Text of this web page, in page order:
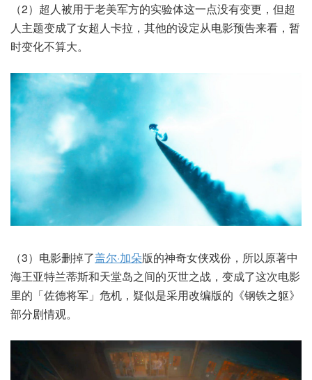
（2）超人被用于老美军方的实验体这一点没有变更，但超
人主题变成了女超人卡拉，其他的设定从电影预告来看，暂
时变化不算大。
（3）电影删掉了盖尔·加朵版的神奇女侠戏份，所以原著中
海王亚特兰蒂斯和天堂岛之间的灭世之战，变成了这次电影
里的「佐德将军」危机，疑似是采用改编版的《钢铁之躯》
部分剧情观。